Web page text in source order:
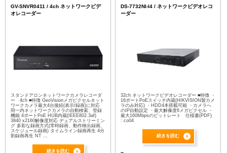
GV-SNVR0411 / 4ch ネットワークビデ
オレコーダー
スタンドアロンネットワークカメラレコーダ
ー 4ch ■特徴 GeoVisionメガピクセルネット
ワークカメラ最大4台接続(表示/録画)に対応
同一内ネットワークカメラの自動検索、登録
機能 4ポートPoE HUB内蔵(IEEE802.3af)
3840 x2160解像度対応 デュアルストリーミン
グ 多彩な録画方式(常時録画、動作検出録画、
スケジュール録画) タイムライン録画再生 4分
割録画再生 NT ...
続きを読む
DS-7732NI-I4 / ネットワークビデオレコ
ーダー
32ch ネットワークビデオレコーダー ■特徴 ・
16ポートPoEスイッチ内蔵(HIKVISION製カメ
ラのみ対応) ・HDD4本搭載可能 ・カメラへ
のIP自動設定 ・最大解像度6メガピクセル ・
最大160Mbpsのビットレート 仕様書(PDF)
: co04
続きを読む